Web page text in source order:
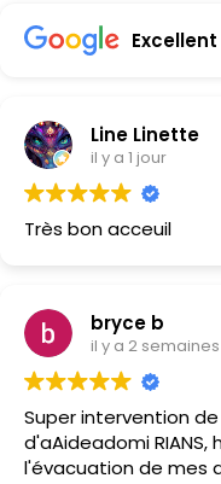
Excellent
Line Linette
il y a 1 jour
Très bon acceuil
bryce b
il y a 2 semaines
Super intervention de
d'aAideadomi RIANS,
l'évacuation de mes